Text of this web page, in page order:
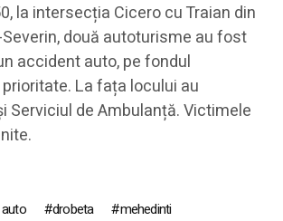
la intersecția Cicero cu Traian din
două autoturisme au fost
accident auto, pe fondul
La fața locului au
Serviciul de Ambulanță. Victimele
drobeta
mehedinti